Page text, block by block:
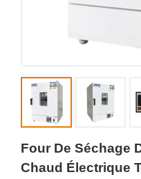
Four De Séchage
Chaud Électrique